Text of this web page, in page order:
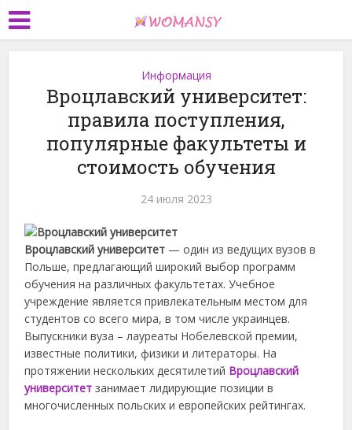
Информация
Вроцлавский университет:
правила поступления,
популярные факультеты и
стоимость обучения
24 июля 2023
Вроцлавский университет — один из ведущих вузов в
Польше, предлагающий широкий выбор программ
обучения на различных факультетах. Учебное
учреждение является привлекательным местом для
студентов со всего мира, в том числе украинцев.
Выпускники вуза – лауреаты Нобелевской премии,
известные политики, физики и литераторы. На
протяжении нескольких десятилетий Вроцлавский
университет занимает лидирующие позиции в
многочисленных польских и европейских рейтингах.